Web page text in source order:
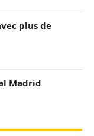
plus de
Madrid